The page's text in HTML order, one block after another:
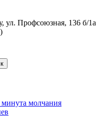
ул. Профсоюзная, 136 б/1а
молчания